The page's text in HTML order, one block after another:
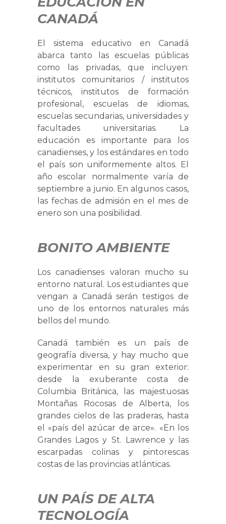
CANADÁ
El sistema educativo en Canadá
abarca tanto las escuelas públicas
como las privadas, que incluyen:
institutos comunitarios / institutos
técnicos, institutos de formación
profesional, escuelas de idiomas,
escuelas secundarias, universidades y
facultades universitarias. La
educación es importante para los
canadienses, y los estándares en todo
el país son uniformemente altos. El
año escolar normalmente varía de
septiembre a junio. En algunos casos,
las fechas de admisión en el mes de
enero son una posibilidad.
BONITO AMBIENTE
Los canadienses valoran mucho su
entorno natural. Los estudiantes que
vengan a Canadá serán testigos de
uno de los entornos naturales más
bellos del mundo.
Canadá también es un país de
geografía diversa, y hay mucho que
experimentar en su gran exterior:
desde la exuberante costa de
Columbia Británica, las majestuosas
Montañas Rocosas de Alberta, los
grandes cielos de las praderas, hasta
el «país del azúcar de arce». «En los
Grandes Lagos y St. Lawrence y las
escarpadas colinas y pintorescas
costas de las provincias atlánticas.
UN PAÍS DE ALTA
TECNOLOGÍA